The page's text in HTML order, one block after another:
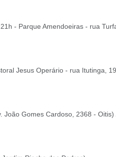
- Parque Amendoeiras - rua
Jesus Operário - rua Itutinga,
Gomes Cardoso, 2368 -